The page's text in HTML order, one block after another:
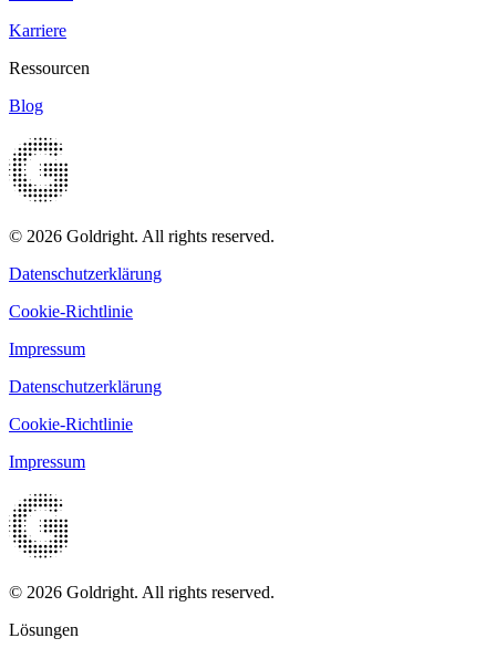
Karriere
Ressourcen
Blog
© 2026 Goldright. All rights reserved.
Datenschutzerklärung
Cookie-Richtlinie
Impressum
Datenschutzerklärung
Cookie-Richtlinie
Impressum
© 2026 Goldright. All rights reserved.
Lösungen